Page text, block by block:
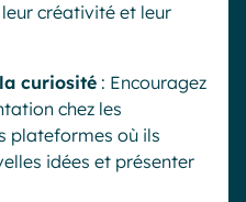
créativité et leur
curiosité : Encouragez
chez les
plateformes où ils
idées et présenter